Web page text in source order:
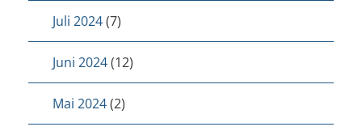
Juli 2024(7)
Juni 2024(12)
Mai 2024(2)